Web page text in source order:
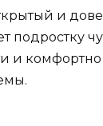
и
подростку
и